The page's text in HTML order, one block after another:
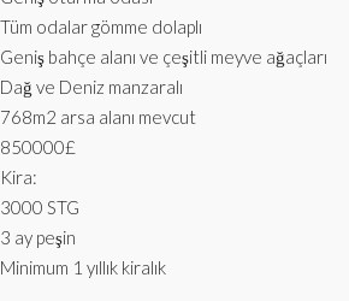
Tüm odalar gömme dolaplı
Geniş bahçe alanı ve çeşitli meyve ağaçları
Dağ ve Deniz manzaralı
768m2 arsa alanı mevcut
850000£
Kira:
3000 STG
3 ay peşin
Minimum 1 yıllık kiralık